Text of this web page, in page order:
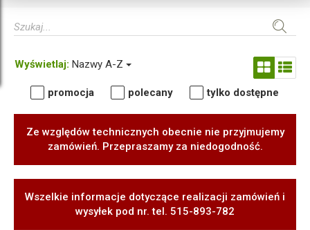
Wyświetlaj: Nazwy A-Z
promocja polecany tylko dostępne
Ze względów technicznych obecnie nie przyjmujemy
zamówień. Przepraszamy za niedogodność.
Wszelkie informacje dotyczące realizacji zamówień i
wysyłek pod nr. tel. 515-893-782